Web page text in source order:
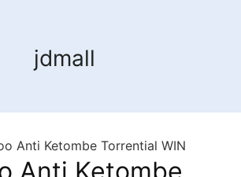
jdmall
Anti Ketombe Torrential WIN